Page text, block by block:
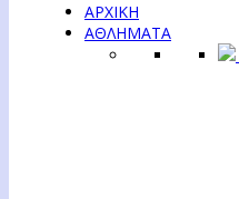
ΑΡΧΙΚΗ
ΑΘΛΗΜΑΤΑ